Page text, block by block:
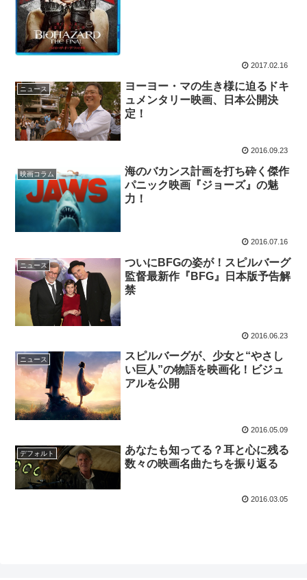
2017.02.16
ニュース
ヨーヨー・マの生き様に迫るドキ
ュメンタリー映画、日本公開決
定！
2016.09.23
映画コラム
海のバカンス計画を打ち砕く傑作
パニック映画『ジョーズ』の魅
力！
2016.07.16
ニュース
ついにBFGの姿が！スピルバーグ
監督最新作『BFG』日本版予告解
禁
2016.06.23
ニュース
スピルバーグが、少女と“やさし
い巨人”の物語を映画化！ビジュ
アルを公開
2016.05.09
デフォルト
あなたも知ってる？耳と心に残る
数々の映画名曲たちを振り返る
2016.03.05